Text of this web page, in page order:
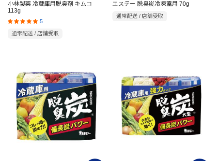
小林製薬 冷蔵庫用脱臭剤 キムコ
113g
5
通常配送 / 店舗受取
エステー 脱臭炭冷凍室用 70g
通常配送 / 店舗受取